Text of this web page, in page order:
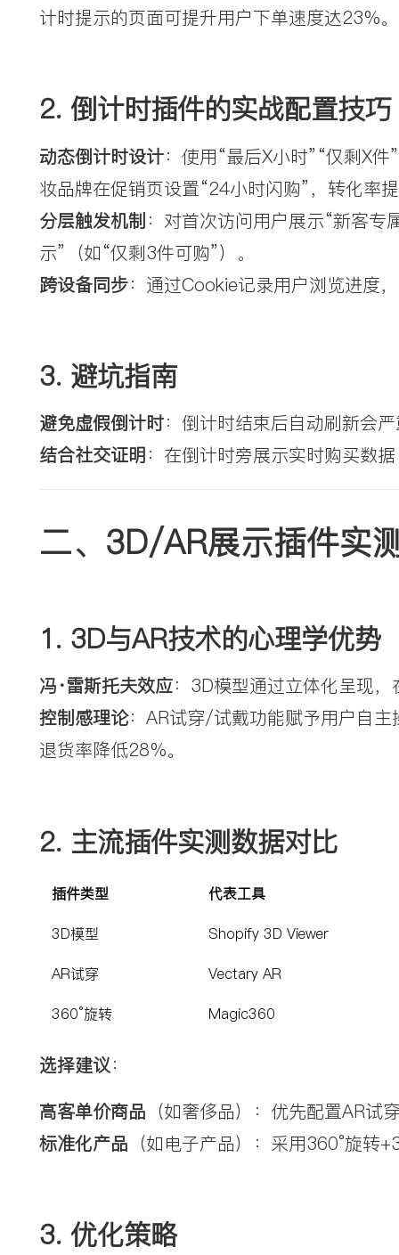
计时提示的页面可提升用户下单速度达23%。
2. 倒计时插件的实战配置技巧
动态倒计时设计： 使用“最后X小时”“仅剩X
妆品牌在促销页设置“24小时闪购”，转化率
分层触发机制： 对首次访问用户展示“新客专
示”（如“仅剩3件可购”）。
跨设备同步： 通过Cookie记录用户浏览进度
3. 避坑指南
避免虚假倒计时：倒计时结束后自动刷新会
结合社交证明：在倒计时旁展示实时购买数
二、3D/AR展示插件实
1. 3D与AR技术的心理学优势
冯·雷斯托夫效应：3D模型通过立体化呈现
控制感理论：AR试穿/试戴功能赋予用户自
退货率降低28%。
2. 主流插件实测数据对比
插件类型 代表工具
3D模型 Shopify 3D Viewer
AR试穿 Vectary AR
360°旋转 Magic360
选择建议：
高客单价商品 （如奢侈品）：优先配置AR
标准化产品 （如电子产品）：采用360°旋转
3. 优化策略